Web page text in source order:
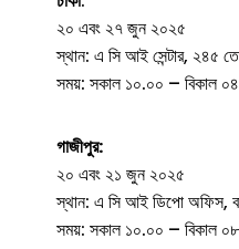
২০ এবং ২৭ জুন ২০২৫
স্থান: এ সি আই সেন্টার, ২৪৫
সময়: সকাল ১০.০০ – বিকাল
গাজীপুর:
২০ এবং ২১ জুন ২০২৫
স্থান: এ সি আই ডিপো অফিস,
সময়: সকাল ১০.০০ – বিকাল